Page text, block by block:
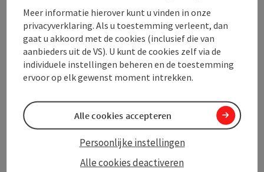
PDF aanmaken
Bijdrage printen
In de buurt
Meer informatie hierover kunt u vinden in onze
privacyverklaring. Als u toestemming verleent, dan
gaat u akkoord met de cookies (inclusief die van
aanbieders uit de VS). U kunt de cookies zelf via de
individuele instellingen beheren en de toestemming
ervoor op elk gewenst moment intrekken.
Alle cookies deactiveren
Persoonlijke instellingen
Alle cookies accepteren